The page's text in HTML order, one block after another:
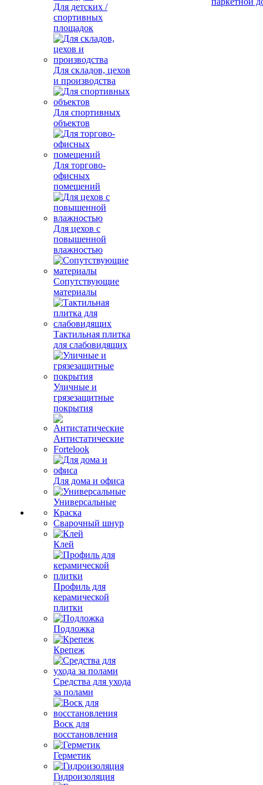
Для детских /
спортивных
площадок
Для складов, цехов
и производства
Для спортивных
объектов
Для торгово-
офисных
помещений
Для цехов с
повышенной
влажностью
Сопутствующие
материалы
Тактильная плитка
для слабовидящих
Уличные и
грязезащитные
покрытия
Антистатические
Fortelook
Для дома и офиса
Универсальные
Краска
Сварочный шнур
Клей
Профиль для
керамической
плитки
Подложка
Крепеж
Средства для ухода
за полами
Воск для
восстановления
Герметик
Гидроизоляция